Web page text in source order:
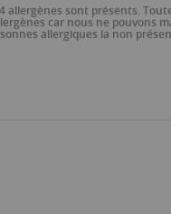
allergènes sont présents.
car nous ne pouvons
allergiques la non